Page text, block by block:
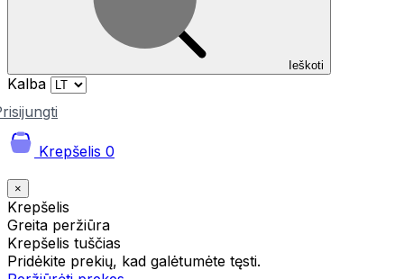
Ieškoti
Kalba
Krepšelis 0
×
Krepšelis
Greita peržiūra
Krepšelis tuščias
Pridėkite prekių, kad galėtumėte tęsti.